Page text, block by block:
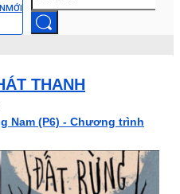
MỚI
THANH
Nam (P6) - Chương trình